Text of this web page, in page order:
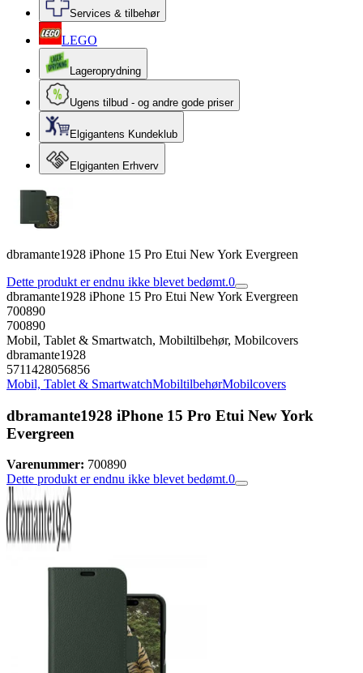
Services & tilbehør
LEGO
Lageroprydning
Ugens tilbud - og andre gode priser
Elgigantens Kundeklub
Elgiganten Erhverv
dbramante1928 iPhone 15 Pro Etui New York Evergreen
Dette produkt er endnu ikke blevet bedømt.0
dbramante1928 iPhone 15 Pro Etui New York Evergreen
700890
700890
Mobil, Tablet & Smartwatch, Mobiltilbehør, Mobilcovers
dbramante1928
5711428056856
Mobil, Tablet & SmartwatchMobiltilbehørMobilcovers
dbramante1928 iPhone 15 Pro Etui New York
Evergreen
Varenummer: 700890
Dette produkt er endnu ikke blevet bedømt.0